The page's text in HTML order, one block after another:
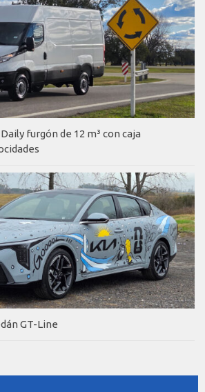
furgón de 12 m³ con caja
GT-Line